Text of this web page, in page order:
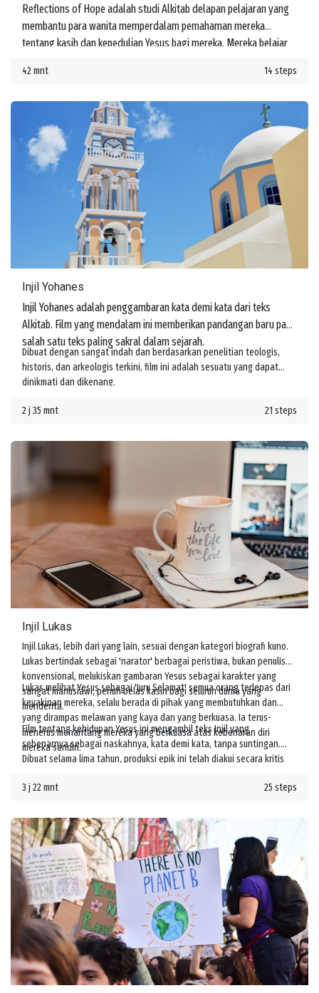
Reflections of Hope adalah studi Alkitab delapan pelajaran yang
membantu para wanita memperdalam pemahaman mereka
tentang kasih dan kepedulian Yesus bagi mereka. Mereka belajar
perjalanan hidup.
42 mnt 14 steps
Injil Yohanes
Injil Yohanes adalah penggambaran kata demi kata dari teks
Alkitab. Film yang mendalam ini memberikan pandangan baru pada
salah satu teks paling sakral dalam sejarah.
Dibuat dengan sangat indah dan berdasarkan penelitian teologis,
historis, dan arkeologis terkini, film ini adalah sesuatu yang dapat
dinikmati dan dikenang.
2 j 35 mnt 21 steps
Injil Lukas
Injil Lukas, lebih dari yang lain, sesuai dengan kategori biografi kuno.
Lukas bertindak sebagai 'narator' berbagai peristiwa, bukan penulis
konvensional, melukiskan gambaran Yesus sebagai karakter yang
sangat manusiawi, penuh belas kasih bagi seluruh dunia yang
menderita.
Lukas melihat Yesus sebagai 'Juru Selamat' semua orang terlepas dari
keyakinan mereka, selalu berada di pihak yang membutuhkan dan
yang dirampas melawan yang kaya dan yang berkuasa. Ia terus-
menerus menantang mereka yang berkuasa atas kebenaran diri
mereka sendiri.
Film tentang kehidupan Yesus ini mengambil teks Injil yang
sebenarnya sebagai naskahnya, kata demi kata, tanpa suntingan.
Dibuat selama lima tahun, produksi epik ini telah diakui secara kritis
unik dan sangat autentik.
3 j 22 mnt 25 steps